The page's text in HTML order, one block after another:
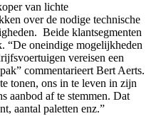
van lichte
over de nodige technische
Beide klantsegmenten
“De oneindige mogelijkheden
vereisen een
commentarieert Bert Aerts.
tonen, ons in te leven in zijn
aanbod af te stemmen. Dat
aantal paletten enz.”